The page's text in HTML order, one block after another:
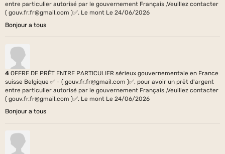
entre particulier autorisé par le gouvernement Français ,Veuillez contacter
( gouv.fr.fr@gmail.com )✅. Le mont Le 24/06/2026
Bonjour a tous
4 OFFRE DE PRÊT ENTRE PARTICULIER sérieux gouvernementale en France
suisse Belgique ✅ - ( gouv.fr.fr@gmail.com )✅, pour avoir un prêt d'argent
entre particulier autorisé par le gouvernement Français ,Veuillez contacter
( gouv.fr.fr@gmail.com )✅. Le mont Le 24/06/2026
Bonjour a tous